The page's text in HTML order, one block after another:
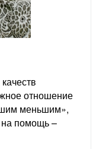
отношение
меньшим»,
на помощь –